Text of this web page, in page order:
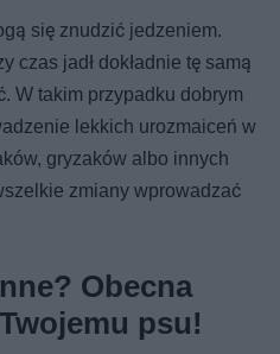
się znudzić jedzeniem.
czas jadł dokładnie tę samą
W takim przypadku dobrym
lekkich urozmaiceń w
gryzaków albo innych
zmiany wprowadzać
Obecna
psu!